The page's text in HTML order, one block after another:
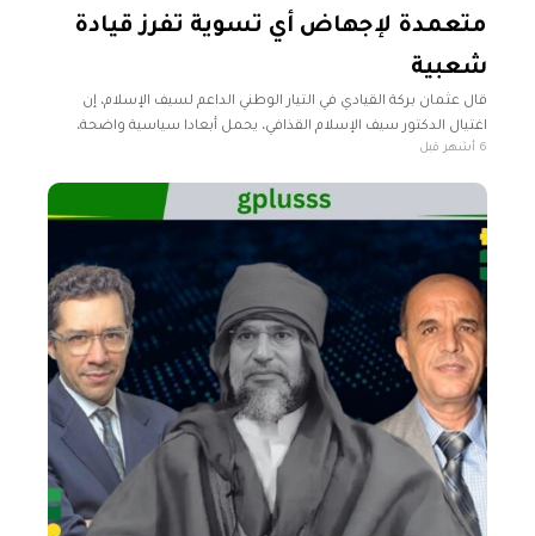
متعمدة لإجهاض أي تسوية تفرز قيادة
شعبية
قال عثمان بركة القيادي في التيار الوطني الداعم لسيف الإسلام، إن
اغتيال الدكتور سيف الإسلام القذافي، يحمل أبعادا سياسية واضحة،
ويمثل محاولة متعمدة لإجهاض أي تسوية سياسية يمكن أن تفرز
6 أشهر قبل